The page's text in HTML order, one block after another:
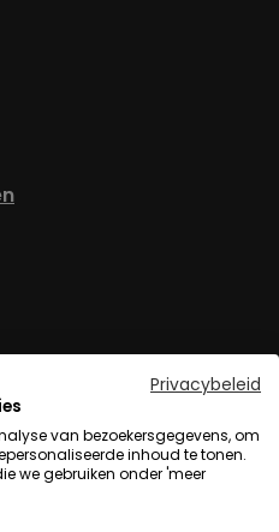
Privacybeleid
van bezoekersgegevens, om
inhoud te tonen.
we gebruiken onder 'meer